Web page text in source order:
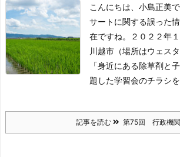
こんにちは、小島正美
サートに関する誤った
在ですね。２０２２年
川越市（場所はウェス
「身近にある除草剤と
題した学習会のチラシ
記事を読む 第75回 行政機